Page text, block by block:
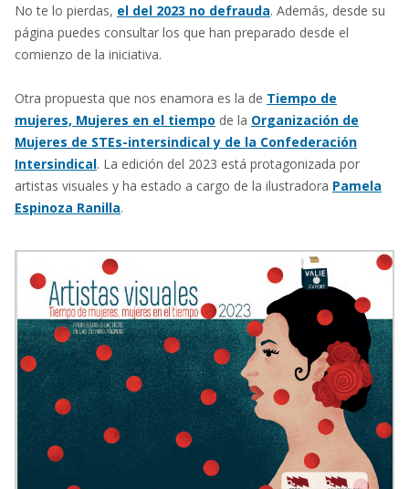
No te lo pierdas, el del 2023 no defrauda. Además, desde su
página puedes consultar los que han preparado desde el
comienzo de la iniciativa.
Otra propuesta que nos enamora es la de Tiempo de
mujeres, Mujeres en el tiempo de la Organización de
Mujeres de STEs-intersindical y de la Confederación
Intersindical. La edición del 2023 está protagonizada por
artistas visuales y ha estado a cargo de la ilustradora Pamela
Espinoza Ranilla.